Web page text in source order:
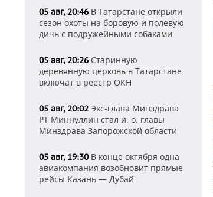
05 авг, 20:46 В Татарстане открыли
сезон охоты на боровую и полевую
дичь с подружейными собаками
05 авг, 20:26 Старинную
деревянную церковь в Татарстане
включат в реестр ОКН
05 авг, 20:02 Экс-глава Минздрава
РТ Миннуллин стал и. о. главы
Минздрава Запорожской области
05 авг, 19:30В конце октября одна
авиакомпания возобновит прямые
рейсы Казань — Дубай